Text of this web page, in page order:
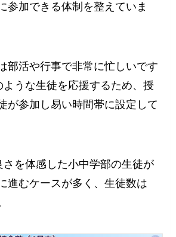
参加できる体制を整えていま
部活や行事で非常に忙しいです
うな生徒を応援するため、授
が参加し易い時間帯に設定して
さを体感した小中学部の生徒が
進むケースが多く、生徒数は